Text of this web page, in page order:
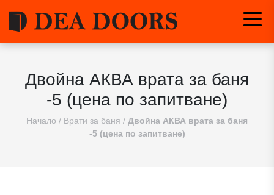
Двойна АКВА врата за баня
-5 (цена по запитване)
Начало / Врати за баня / Двойна АКВА врата за баня
-5 (цена по запитване)